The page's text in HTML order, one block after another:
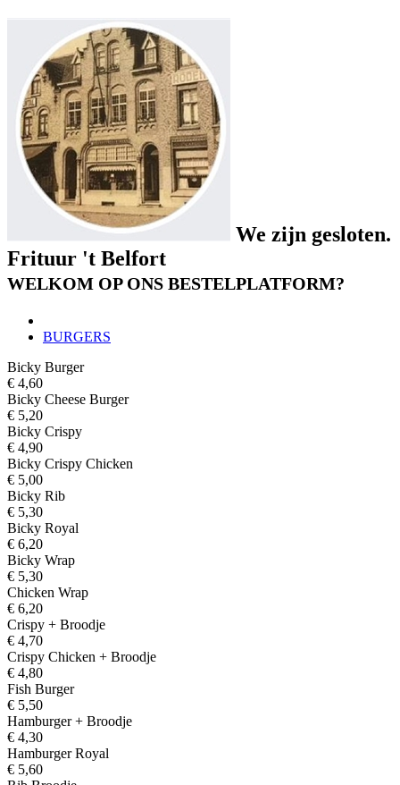
We zijn gesloten.
Frituur 't Belfort
WELKOM OP ONS BESTELPLATFORM?
BURGERS
Bicky Burger
€ 4,60
Bicky Cheese Burger
€ 5,20
Bicky Crispy
€ 4,90
Bicky Crispy Chicken
€ 5,00
Bicky Rib
€ 5,30
Bicky Royal
€ 6,20
Bicky Wrap
€ 5,30
Chicken Wrap
€ 6,20
Crispy + Broodje
€ 4,70
Crispy Chicken + Broodje
€ 4,80
Fish Burger
€ 5,50
Hamburger + Broodje
€ 4,30
Hamburger Royal
€ 5,60